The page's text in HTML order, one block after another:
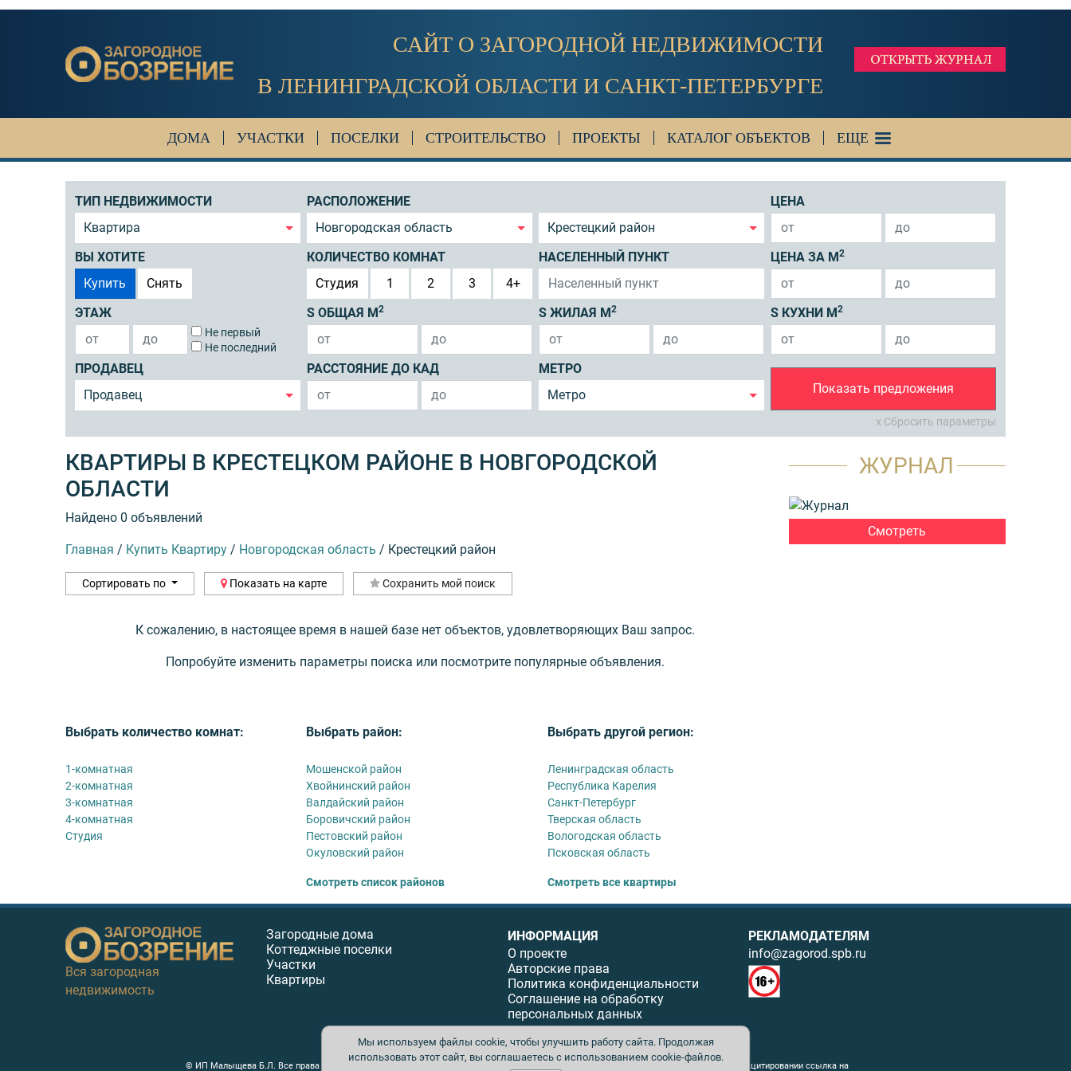
САЙТ О ЗАГОРОДНОЙ НЕДВИЖИМОСТИ
В ЛЕНИНГРАДСКОЙ ОБЛАСТИ И САНКТ-ПЕТЕРБУРГЕ
ДОМА УЧАСТКИ ПОСЕЛКИ СТРОИТЕЛЬСТВО ПРОЕКТЫ КАТАЛОГ ОБЪЕКТОВ ЕЩЕ
ТИП НЕДВИЖИМОСТИ
Квартира
РАСПОЛОЖЕНИЕ
Новгородская область
Крестецкий район
ЦЕНА
ВЫ ХОТИТЕ
Купить
Снять
КОЛИЧЕСТВО КОМНАТ
Студия
1 2 3 4+
НАСЕЛЕННЫЙ ПУНКТ ЦЕНА ЗА М 2
ЭТАЖ
Не первый
Не последний
S ОБЩАЯ М 2 S ЖИЛАЯ М 2 S КУХНИ М 2
ПРОДАВЕЦ
Продавец
РАССТОЯНИЕ ДО КАД
МЕТРО
Метро
Показать предложения
x Сбросить параметры
КВАРТИРЫ В КРЕСТЕЦКОМ РАЙОНЕ В НОВГОРОДСКОЙ
ОБЛАСТИ
Найдено 0 объявлений
Главная / Купить Квартиру / Новгородская область / Крестецкий район
Сортировать по Показать на карте Сохранить мой поиск
К сожалению, в настоящее время в нашей базе нет объектов, удовлетворяющих Ваш запрос.
Попробуйте изменить параметры поиска или посмотрите популярные объявления.
Выбрать количество комнат:
1-комнатная
2-комнатная
3-комнатная
4-комнатная
Студия
Выбрать район:
Мошенской район
Хвойнинский район
Валдайский район
Боровичский район
Пестовский район
Окуловский район
Смотреть список районов
Выбрать другой регион:
Ленинградская область
Республика Карелия
Санкт-Петербург
Тверская область
Вологодская область
Псковская область
Смотреть все квартиры
ЖУРНАЛ
Смотреть
Вся загородная
недвижимость
Загородные дома
Коттеджные поселки
Участки
Квартиры
ИНФОРМАЦИЯ
О проекте
Авторские права
Политика конфиденциальности
Соглашение на обработку
персональных данных
РЕКЛАМОДАТЕЛЯМ
info@zagorod.spb.ru
© ИП Малыщева Б.Л. Все права защищены. Перепечатка материалов данного сайта возможна только с письменного разрешения. При цитировании ссылка на
Мы используем файлы cookie, чтобы улучшить работу сайта. Продолжая
использовать этот сайт, вы соглашаетесь с использованием cookie-файлов.